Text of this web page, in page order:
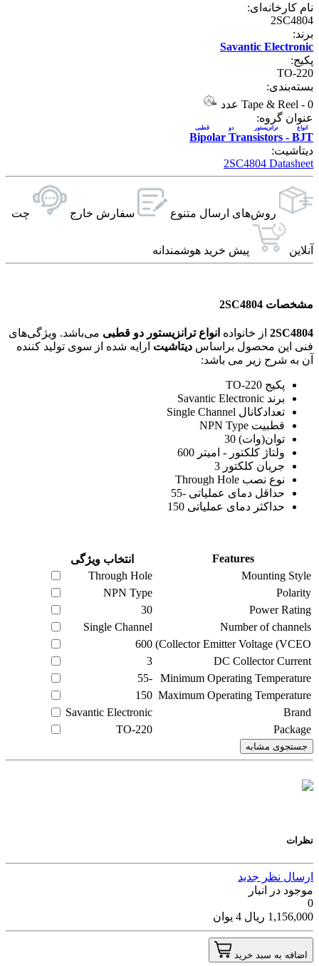
نام کارخانه‌ای:
2SC4804
برند:
Savantic Electronic
پکیج:
TO-220
بسته‌بندی:
Tape & Reel - 0 عدد
عنوان گروه:
Bipolar Transistors - BJT
انواع ترانزیستور دو قطبی
دیتاشیت:
2SC4804 Datasheet
روش‌های ارسال‌ متنوع سفارش خارج چت
آنلاین پیش خرید هوشمندانه
مشخصات 2SC4804
2SC4804 از خانواده انواع ترانزیستور دو قطبی می‌باشد. ویژگی‌های
فنی این محصول براساس دیتاشیت ارایه شده از سوی تولید کننده
آن به شرح زیر می باشد:
پکیج TO-220
برند Savantic Electronic
تعدادکانال Single Channel
قطبیت NPN Type
توان(وات) 30
ولتاژ کلکتور - امیتر 600
جریان کلکتور 3
نوع نصب Through Hole
حداقل دمای عملیاتی -55
حداکثر دمای عملیاتی 150
Features
انتخاب ویژگی
Mounting Style
Through Hole
Polarity
NPN Type
Power Rating
30
Number of channels
Single Channel
Collector Emitter Voltage (VCEO)
600
DC Collector Current
3
Minimum Operating Temperature
-55
Maximum Operating Temperature
150
Brand
Savantic Electronic
Package
TO-220
جستجوی مشابه
نظرات
ارسال نظر جدید
موجود در انبار
0
1,156,000 ریال 4 یوان
اضافه به سبد خرید